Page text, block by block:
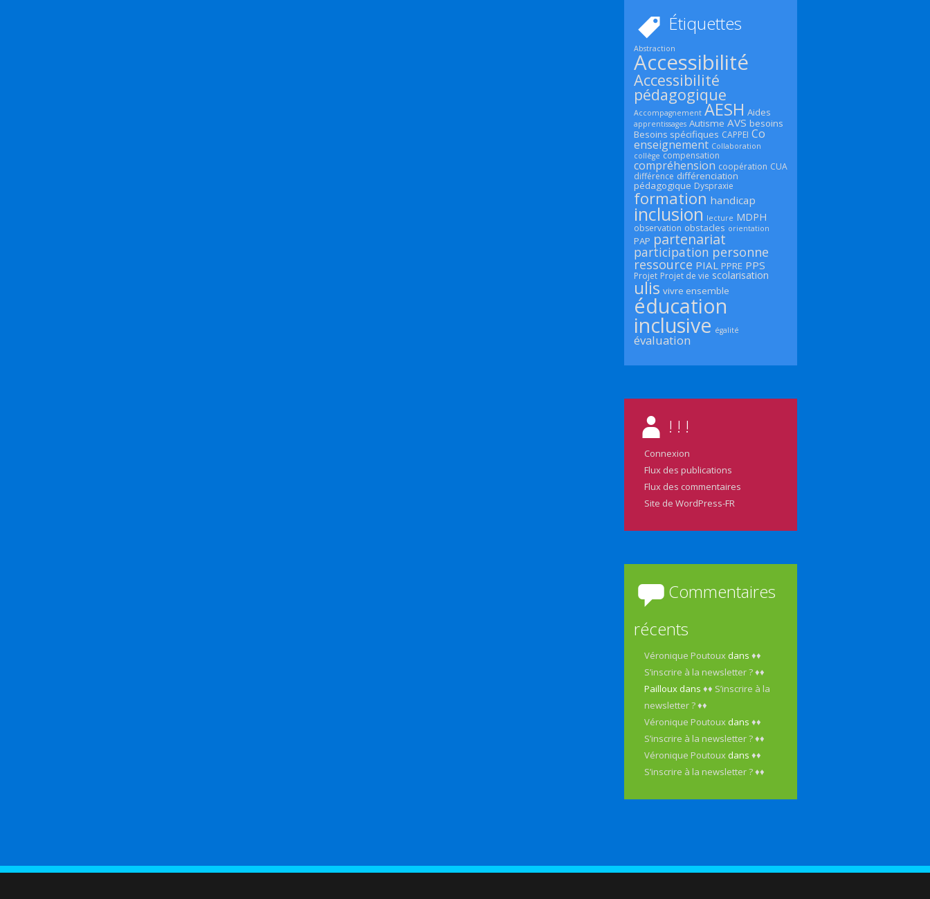
Étiquettes
Abstraction
Accessibilité
Accessibilité
pédagogique
Accompagnement AESH Aides
apprentissages Autisme AVS besoins
Besoins spécifiques CAPPEI Co
enseignement Collaboration
collège compensation
compréhension coopération CUA
différence différenciation
pédagogique Dyspraxie
formation handicap
inclusion lecture MDPH
observation obstacles orientation
PAP partenariat
participation personne
ressource PIAL PPRE PPS
Projet Projet de vie scolarisation
ulis vivre ensemble
éducation
inclusive égalité
évaluation
! ! !
Connexion
Flux des publications
Flux des commentaires
Site de WordPress-FR
Commentaires
récents
Véronique Poutoux dans♦♦
S’inscrire à la newsletter ? ♦♦
Pailloux dans♦♦ S’inscrire à la
newsletter ? ♦♦
Véronique Poutoux dans♦♦
S’inscrire à la newsletter ? ♦♦
Véronique Poutoux dans♦♦
S’inscrire à la newsletter ? ♦♦